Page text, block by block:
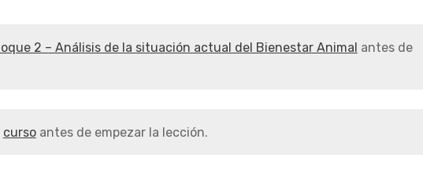
2 – Análisis de la situación actual del Bienestar Animal antes de
cursoantes de empezar la lección.